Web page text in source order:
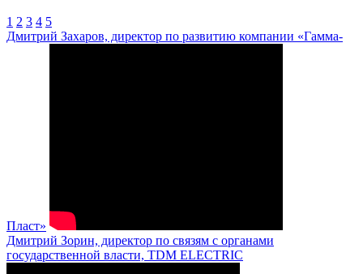
1 2 3 4 5
Дмитрий Захаров, директор по развитию компании «Гамма-
Пласт»
Дмитрий Зорин, директор по связям с органами
государственной власти, TDM ELECTRIC